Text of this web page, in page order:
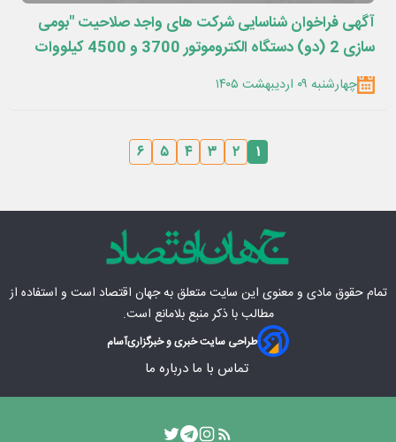
آگهی فراخوان شناسایی شرکت های واجد صلاحیت "بومی
سازی 2 (دو) دستگاه الکتروموتور 3700 و 4500 کیلووات ‏
شرکت جهان فولاد سیرجان"
چهارشنبه ۰۹ اردیبهشت ۱۴۰۵
۱ ۲ ۳ ۴ ۵ ۶
تمام حقوق مادی‌ و معنوی این سایت متعلق بهجهان اقتصاد است و استفاده از
مطالب با ذکر منبع بلامانع است.
طراحی سایت خبری و خبرگزاریآسام
تماس با ما درباره ما